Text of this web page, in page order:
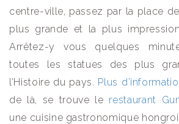
centre-ville, passez par la place
plus grande et la plus
Arrêtez-y vous quelques
toutes les statues des plus
l’Histoire du pays. Plus
de là, se trouve le restaurant
une cuisine gastronomique